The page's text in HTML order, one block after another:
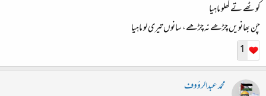
کوٹھے تے کھلو ماہیا
چن بھانویں چڑھے نہ چڑھے، سانوں تیری لو ماہیا
1
محمد عبدالرؤوف